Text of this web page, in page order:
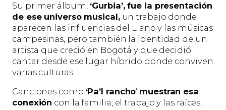
Su primer álbum,‘Gurbia’, fue la presentación
de ese universo musical,un trabajo donde
aparecen las influencias del Llano y las músicas
campesinas, pero también la identidad de un
artista que creció en Bogotá y que decidió
cantar desde ese lugar híbrido donde conviven
varias culturas.
Canciones como ‘Pa’l rancho‘ muestran esa
conexión con la familia, el trabajo y las raíces,